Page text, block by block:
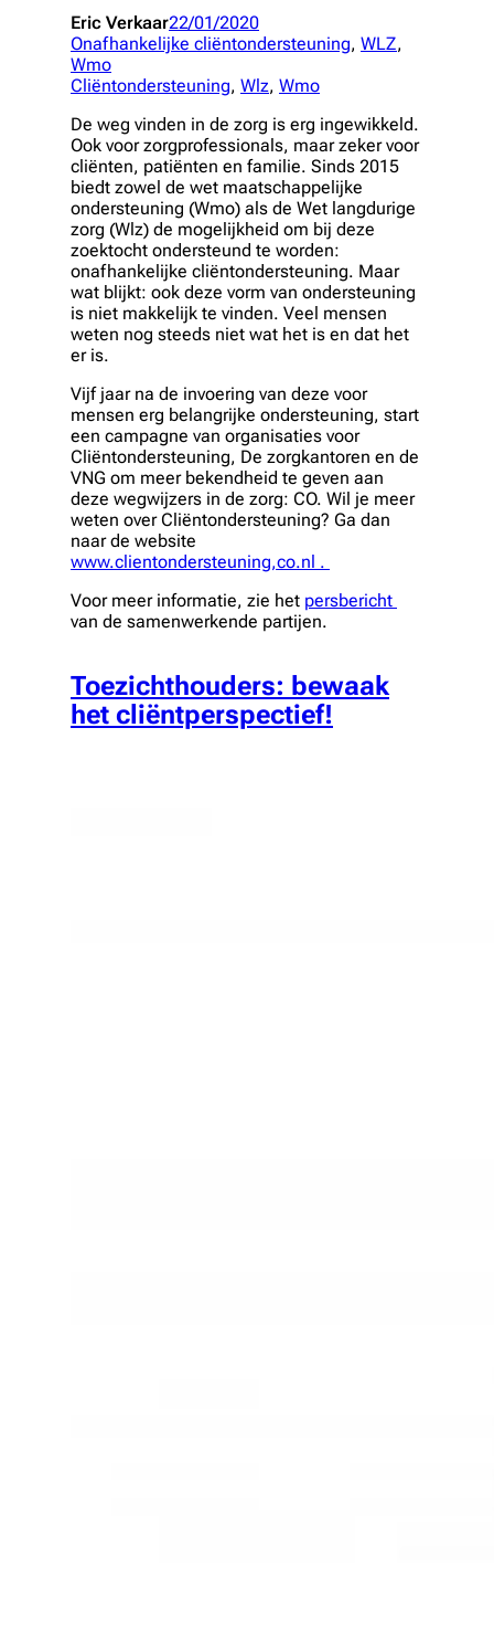
Eric Verkaar22/01/2020
Onafhankelijke cliëntondersteuning, WLZ
Wmo
Cliëntondersteuning, Wlz, Wmo
De weg vinden in de zorg is erg ingewikkeld.
Ook voor zorgprofessionals, maar zeker voor
cliënten, patiënten en familie. Sinds 2015
biedt zowel de wet maatschappelijke
ondersteuning (Wmo) als de Wet langdurige
zorg (Wlz) de mogelijkheid om bij deze
zoektocht ondersteund te worden:
onafhankelijke cliëntondersteuning. Maar
wat blijkt: ook deze vorm van ondersteuning
is niet makkelijk te vinden. Veel mensen
weten nog steeds niet wat het is en dat het
er is.
Vijf jaar na de invoering van deze voor
mensen erg belangrijke ondersteuning, start
een campagne van organisaties voor
Cliëntondersteuning, De zorgkantoren en de
VNG om meer bekendheid te geven aan
deze wegwijzers in de zorg: CO. Wil je meer
weten over Cliëntondersteuning? Ga dan
naar de website
www.clientondersteuning,co.nl .
Voor meer informatie, zie het persbericht
van de samenwerkende partijen.
Toezichthouders: bewaak
het cliëntperspectief!